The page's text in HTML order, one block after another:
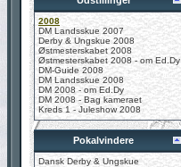
2008
DM Landsskue 2007
Derby & Ungskue 2008
Østmesterskabet 2008
Østmesterskabet 2008 - om Ed.Dy
DM-Guide 2008
DM Landsskue 2008
DM 2008 - om Ed.Dy
DM 2008 - Bag kameraet
Kreds 1 - Juleshow 2008
Pokalvindere
Dansk Derby & Ungskue